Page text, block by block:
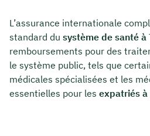
L’assurance internationale
standard du système de santé à
remboursements pour des
le système public, tels que
médicales spécialisées et les
essentielles pour les expatriés à